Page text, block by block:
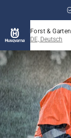
Forst & Garten
DE, Deutsch